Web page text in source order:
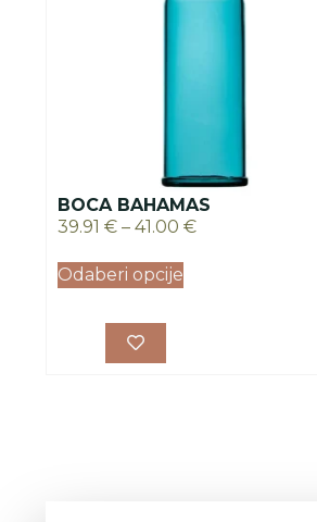
BOCA BAHAMAS
39.91 € – 41.00 €
Odaberi opcije